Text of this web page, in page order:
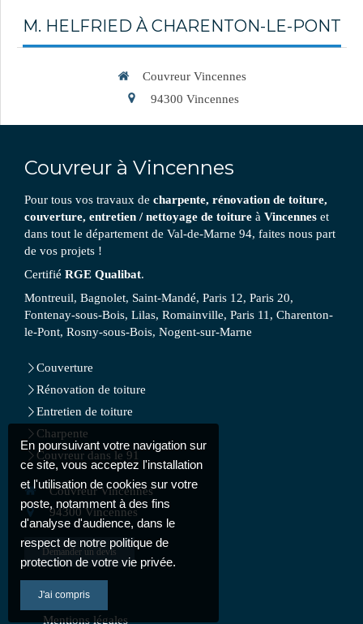
M. HELFRIED À CHARENTON-LE-PONT
Couvreur Vincennes
94300 Vincennes
Couvreur à Vincennes
Pour tous vos travaux de charpente, rénovation de toiture,
couverture, entretien / nettoyage de toiture à Vincennes et
dans tout le département de Val-de-Marne 94, faites nous part
de vos projets !
Certifié RGE Qualibat.
Montreuil, Bagnolet, Saint-Mandé, Paris 12, Paris 20,
Fontenay-sous-Bois, Lilas, Romainville, Paris 11, Charenton-
le-Pont, Rosny-sous-Bois, Nogent-sur-Marne
Couverture
Rénovation de toiture
Entretien de toiture
Charpente
Couvreur dans le 91
Couvreur Vincennes
94300 Vincennes
Demander un devis
Plan du site
Mentions légales
En poursuivant votre navigation sur
ce site, vous acceptez l'installation
et l'utilisation de cookies sur votre
poste, notamment à des fins
d'analyse d'audience, dans le
respect de notre politique de
protection de votre vie privée.
J'ai compris